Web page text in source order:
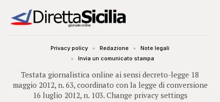
Testata giornalistica online ai sensi decreto-legge 18
maggio 2012, n. 63, coordinato con la legge di conversione
16 luglio 2012, n. 103. Change privacy settings
Privacy policy Redazione
Note legali
Invia un comunicato stampa